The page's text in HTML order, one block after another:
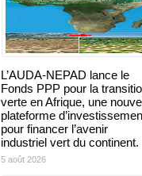
L’AUDA-NEPAD lance le
Fonds PPP pour la
verte en Afrique, une
plateforme
pour financer l’avenir
industriel vert du continent.
5 août 2026